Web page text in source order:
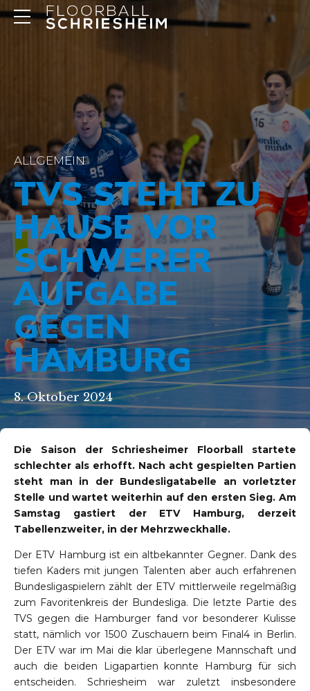
ALLGEMEIN
TVS STEHT ZU
HAUSE VOR
SCHWERER
AUFGABE
GEGEN
HAMBURG
8. Oktober 2024
Die Saison der Schriesheimer Floorball startete
schlechter als erhofft. Nach acht gespielten Partien
steht man in der Bundesligatabelle an vorletzter
Stelle und wartet weiterhin auf den ersten Sieg. Am
Samstag gastiert der ETV Hamburg, derzeit
Tabellenzweiter, in der Mehrzweckhalle.
Der ETV Hamburg ist ein altbekannter Gegner. Dank des
tiefen Kaders mit jungen Talenten aber auch erfahrenen
Bundesligaspielern zählt der ETV mittlerweile regelmäßig
zum Favoritenkreis der Bundesliga. Die letzte Partie des
TVS gegen die Hamburger fand vor besonderer Kulisse
statt, nämlich vor 1500 Zuschauern beim Final4 in Berlin.
Der ETV war im Mai die klar überlegene Mannschaft und
auch die beiden Ligapartien konnte Hamburg für sich
entscheiden. Schriesheim war zuletzt insbesondere